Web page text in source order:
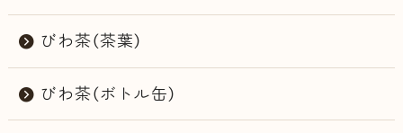
びわ茶（茶葉）
びわ茶（ボトル缶）